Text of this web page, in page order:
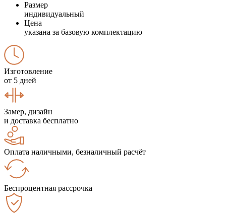
Размер
индивидуальный
Цена
указана за базовую комплектацию
Изготовление
от 5 дней
Замер, дизайн
и доставка бесплатно
Оплата наличными, безналичный расчёт
Беспроцентная рассрочка